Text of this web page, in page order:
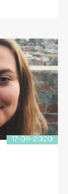
17-08-2020